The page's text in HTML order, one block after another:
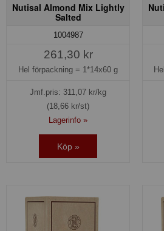
Nutisal Almond Mix Lightly
Salted
1004987
261,30 kr
Hel förpackning = 1*14x60 g
Jmf.pris: 311,07 kr/kg
(18,66 kr/st)
Lagerinfo »
Köp »